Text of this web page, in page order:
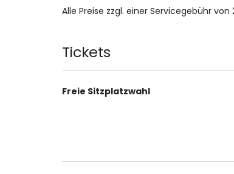
Alle Preise zzgl. einer Servicegebühr
Produkte
Tickets
Freie Sitzplatzwahl